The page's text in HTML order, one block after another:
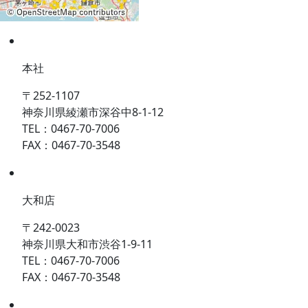
本社
〒252-1107
神奈川県綾瀬市深谷中8-1-12
TEL：0467-70-7006
FAX：0467-70-3548
大和店
〒242-0023
神奈川県大和市渋谷1-9-11
TEL：0467-70-7006
FAX：0467-70-3548